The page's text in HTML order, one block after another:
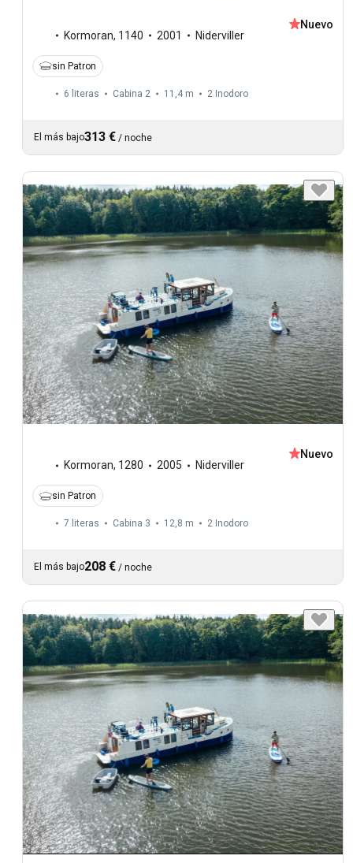
Kormoran, 1140 2001 Niderviller
Nuevo
sin Patron
6 literas Cabina 2 11,4 m 2 Inodoro
El más bajo313 € / noche
Kormoran, 1280 2005 Niderviller
Nuevo
sin Patron
7 literas Cabina 3 12,8 m 2 Inodoro
El más bajo208 € / noche